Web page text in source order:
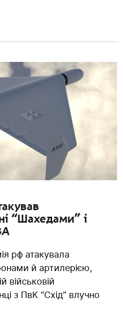
“Шахедами” і
рф атакувала
й артилерією,
військовій
з ПвК “Схід” влучно